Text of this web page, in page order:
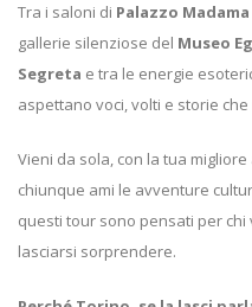
Tra i saloni di Palazzo Madama
gallerie silenziose del Museo
Segreta e tra le energie
aspettano voci, volti e storie
Vieni da sola, con la tua
chiunque ami le avventure
questi tour sono pensati per
lasciarsi sorprendere.